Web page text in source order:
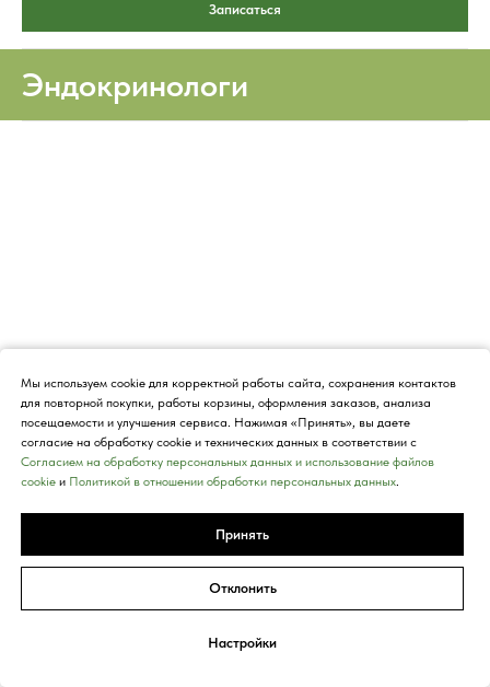
Записаться
Эндокринологи
Мы используем cookie для корректной работы сайта, сохранения контактов
для повторной покупки, работы корзины, оформления заказов, анализа
посещаемости и улучшения сервиса. Нажимая «Принять», вы даете
согласие на обработку cookie и технических данных в соответствии с
Согласием на обработку персональных данных и использование файлов
cookie и Политикой в отношении обработки персональных данных
Принять
Отклонить
Настройки